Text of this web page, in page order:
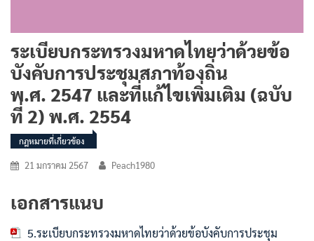
ระเบียบกระทรวงมหาดไทยว่าด้วยข้อ
บังคับการประชุมสภาท้องถิ่น
พ.ศ. 2547 และที่แก้ไขเพิ่มเติม (ฉบับ
ที่ 2) พ.ศ. 2554
กฎหมายที่เกี่ยวข้อง
21 มกราคม 2567 Peach1980
เอกสารแนบ
5.ระเบียบกระทรวงมหาดไทยว่าด้วยข้อบังคับการประชุม